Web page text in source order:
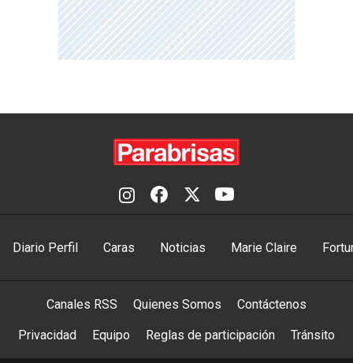
Diario Perfil Caras Noticias Marie Claire
Canales RSS Quienes Somos Contáctenos
Privacidad Equipo Reglas de participación Tránsito